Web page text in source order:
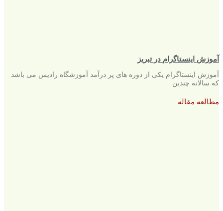
آموزش اینستاگرام در تبریز
آموزش اینستاگرام یکی از دوره های پر درآمد آموزشگاه رادیس می باشد
که سالانه چندین
مطالعه مقاله